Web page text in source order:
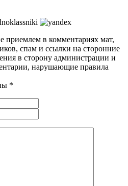
в комментариях мат,
спам и ссылки на сторонние
в сторону администрации и
нарушающие правила
*